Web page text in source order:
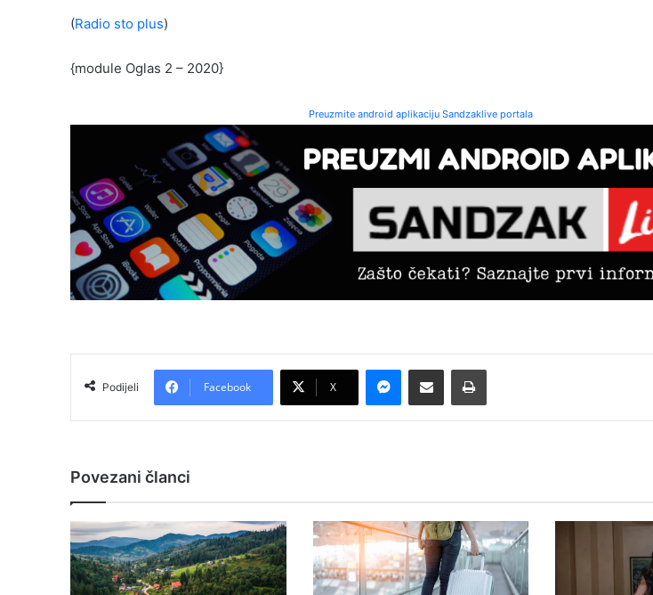
(Radio sto plus)
{module Oglas 2 – 2020}
Preuzmite android aplikaciju Sandzaklive portala
Podijeli Facebook X
Messenger
Pošalji preko E-Maila Printaj
Povezani članci